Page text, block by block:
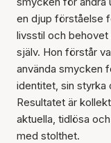
en djup förståelse
livsstil och
själv. Hon förstår
använda smycken
identitet, sin styrka
Resultatet är
aktuella, tidlösa
med stolthet.